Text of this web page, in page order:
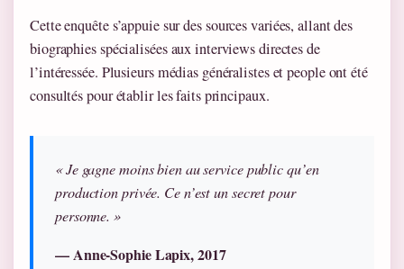
Cette enquête s’appuie sur des sources variées, allant des
biographies spécialisées aux interviews directes de
l’intéressée. Plusieurs médias généralistes et people ont été
consultés pour établir les faits principaux.
« Je gagne moins bien au service public qu’en
production privée. Ce n’est un secret pour
personne. »
— Anne-Sophie Lapix, 2017